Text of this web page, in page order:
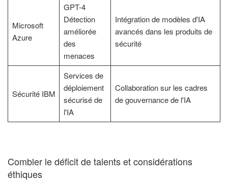
Microsoft
Azure
GPT-4
Détection
améliorée
des
menaces
Intégration de modèles d'IA
avancés dans les produits de
sécurité
Sécurité IBM
Services de
déploiement
sécurisé de
l'IA
Collaboration sur les cadres
de gouvernance de l'IA
Combler le déficit de talents et considérations
éthiques